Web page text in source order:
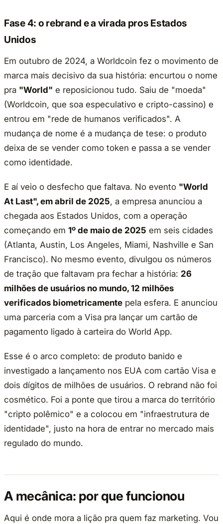
Fase 4: o rebrand e a virada pros Estados
Unidos
Em outubro de 2024, a Worldcoin fez o movimento de
marca mais decisivo da sua história: encurtou o nome
pra "World" e reposicionou tudo. Saiu de "moeda"
(Worldcoin, que soa especulativo e cripto-cassino) e
entrou em "rede de humanos verificados". A
mudança de nome é a mudança de tese: o produto
deixa de se vender como token e passa a se vender
como identidade.
E aí veio o desfecho que faltava. No evento "World
At Last", em abril de 2025, a empresa anunciou a
chegada aos Estados Unidos, com a operação
começando em 1º de maio de 2025 em seis cidades
(Atlanta, Austin, Los Angeles, Miami, Nashville e San
Francisco). No mesmo evento, divulgou os números
de tração que faltavam pra fechar a história: 26
milhões de usuários no mundo, 12 milhões
verificados biometricamente pela esfera. E anunciou
uma parceria com a Visa pra lançar um cartão de
pagamento ligado à carteira do World App.
Esse é o arco completo: de produto banido e
investigado a lançamento nos EUA com cartão Visa e
dois dígitos de milhões de usuários. O rebrand não foi
cosmético. Foi a ponte que tirou a marca do território
"cripto polêmico" e a colocou em "infraestrutura de
identidade", justo na hora de entrar no mercado mais
regulado do mundo.
A mecânica: por que funcionou
Aqui é onde mora a lição pra quem faz marketing. Vou